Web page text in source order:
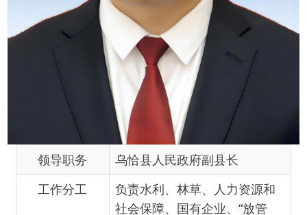
领导职务
乌恰县人民政府副县长
工作分工
负责水利、林草、人力资源和
社会保障、国有企业、“放管
服”改革、政务服务、数字政府
建设等方面工作，协助常务副
县长抓项目建设，协助徐凯副
县长抓工业经济和招商引资工